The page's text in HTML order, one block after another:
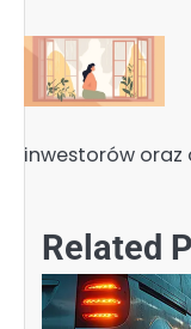
inwestorów oraz
Related